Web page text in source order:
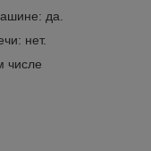
да.
нет.
числе